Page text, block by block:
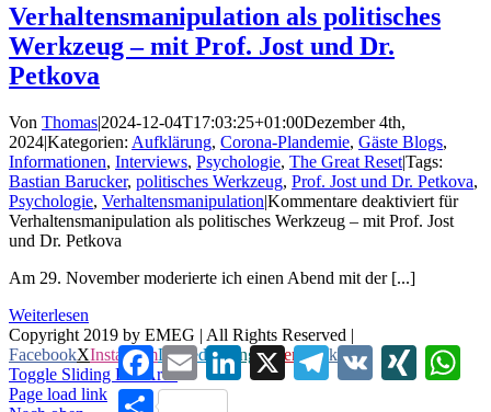
Verhaltensmanipulation als politisches
Werkzeug – mit Prof. Jost und Dr.
Petkova
Von Thomas|2024-12-04T17:03:25+01:00Dezember 4th,
2024|Kategorien: Aufklärung, Corona-Plandemie, Gäste Blogs,
Informationen, Interviews, Psychologie, The Great Reset|Tags:
Bastian Barucker, politisches Werkzeug, Prof. Jost und Dr. Petkova,
Psychologie, Verhaltensmanipulation|Kommentare deaktiviert für
Verhaltensmanipulation als politisches Werkzeug – mit Prof. Jost
und Dr. Petkova
Am 29. November moderierte ich einen Abend mit der [...]
Weiterlesen
Copyright 2019 by EMEG | All Rights Reserved |
FacebookXInstagramLinkedInXing PinterestVk
Toggle Sliding Bar Area
Page load link
Facebook
Email LinkedIn
X Telegram
VK XING
Teilen